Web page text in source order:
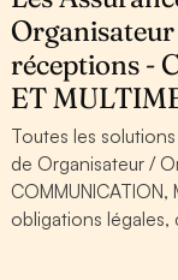
réceptions -
ET
Toutes les
de Organisateur /
COMMUNICATION,
obligations légales,